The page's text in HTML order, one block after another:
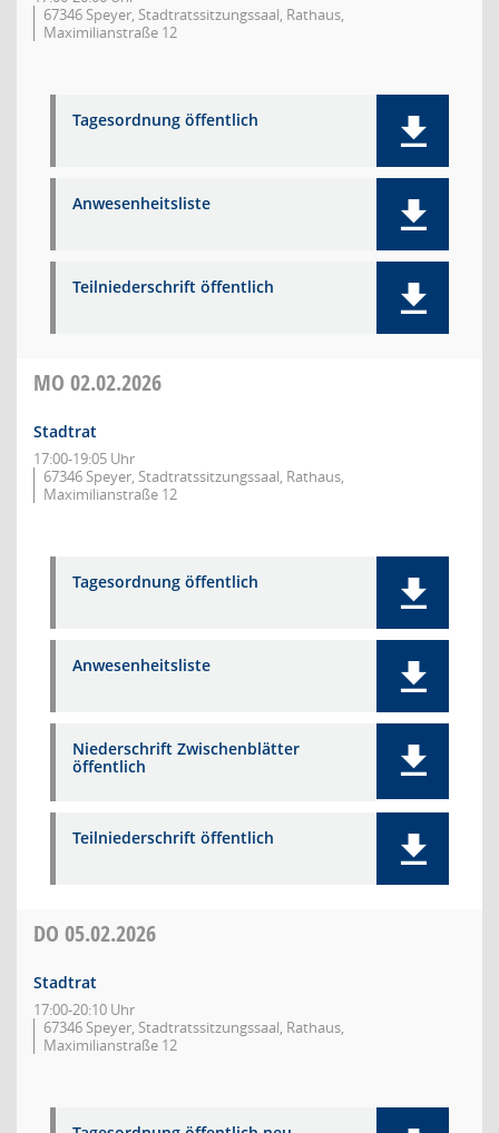
67346 Speyer, Stadtratssitzungssaal, Rathaus,
Maximilianstraße 12
Tagesordnung öffentlich
Anwesenheitsliste
Teilniederschrift öffentlich
MO 02.02.2026
Stadtrat
17:00-19:05 Uhr
67346 Speyer, Stadtratssitzungssaal, Rathaus,
Maximilianstraße 12
Tagesordnung öffentlich
Anwesenheitsliste
Niederschrift Zwischenblätter
öffentlich
Teilniederschrift öffentlich
DO 05.02.2026
Stadtrat
17:00-20:10 Uhr
67346 Speyer, Stadtratssitzungssaal, Rathaus,
Maximilianstraße 12